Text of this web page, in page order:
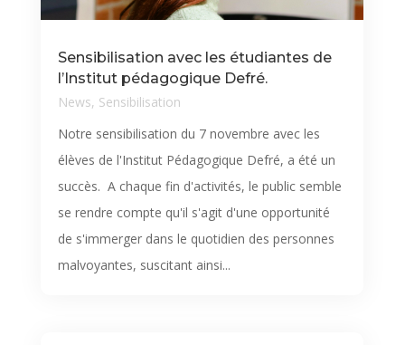
Sensibilisation avec les étudiantes de
l’Institut pédagogique Defré.
News, Sensibilisation
Notre sensibilisation du 7 novembre avec les
élèves de l'Institut Pédagogique Defré, a été un
succès. A chaque fin d'activités, le public semble
se rendre compte qu'il s'agit d'une opportunité
de s'immerger dans le quotidien des personnes
malvoyantes, suscitant ainsi...